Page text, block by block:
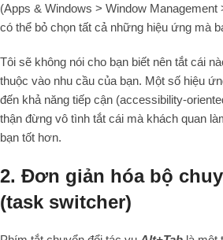
(Apps & Windows > Window
có thể bỏ chọn tất cả những hiệu ứng mà
Tôi sẽ không nói cho bạn biết nên tắt cái
thuộc vào nhu cầu của bạn. Một số hiệu
đến khả năng tiếp cận (accessibility-
thận đừng vô tình tắt cái mà khách quan
bạn tốt hơn.
2. Đơn giản hóa bộ
(task switcher)